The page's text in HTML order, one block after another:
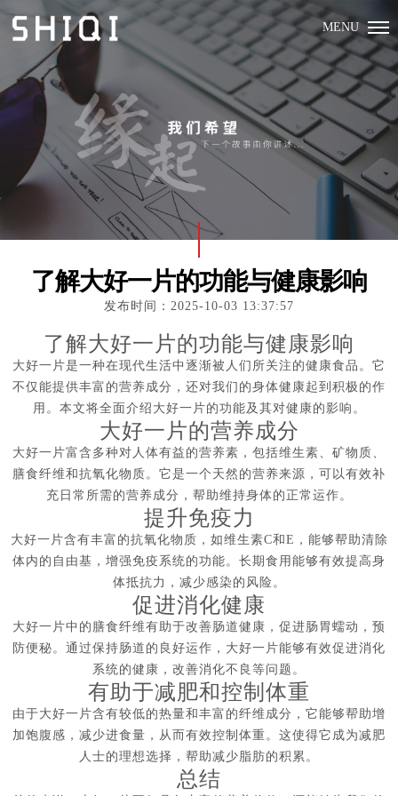
MENU
了解大好一片的功能与健康影响
发布时间：2025-10-03 13:37:57
了解大好一片的功能与健康影响
大好一片是一种在现代生活中逐渐被人们所关注的健康食品。它
不仅能提供丰富的营养成分，还对我们的身体健康起到积极的作
用。本文将全面介绍大好一片的功能及其对健康的影响。
大好一片的营养成分
大好一片富含多种对人体有益的营养素，包括维生素、矿物质、
膳食纤维和抗氧化物质。它是一个天然的营养来源，可以有效补
充日常所需的营养成分，帮助维持身体的正常运作。
提升免疫力
大好一片含有丰富的抗氧化物质，如维生素C和E，能够帮助清除
体内的自由基，增强免疫系统的功能。长期食用能够有效提高身
体抵抗力，减少感染的风险。
促进消化健康
大好一片中的膳食纤维有助于改善肠道健康，促进肠胃蠕动，预
防便秘。通过保持肠道的良好运作，大好一片能够有效促进消化
系统的健康，改善消化不良等问题。
有助于减肥和控制体重
由于大好一片含有较低的热量和丰富的纤维成分，它能够帮助增
加饱腹感，减少进食量，从而有效控制体重。这使得它成为减肥
人士的理想选择，帮助减少脂肪的积累。
总结